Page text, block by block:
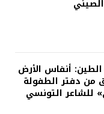
الصيني
الطين: أنفاس الأرض
من دفتر الطفولة
للشاعر التونسي